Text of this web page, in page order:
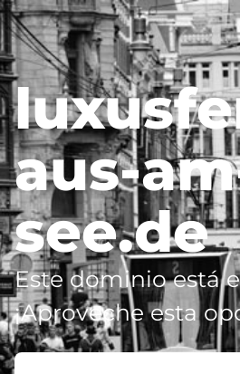
aus-
see.de
Este dominio está
¡Aproveche esta